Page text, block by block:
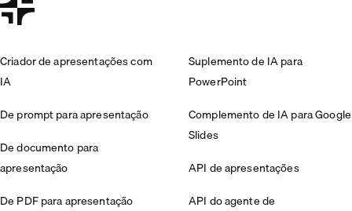
Criador de apresentações com
IA
De prompt para apresentação
De documento para
apresentação
De PDF para apresentação
Suplemento de IA para
PowerPoint
Complemento de IA para Google
Slides
API de apresentações
API do agente de